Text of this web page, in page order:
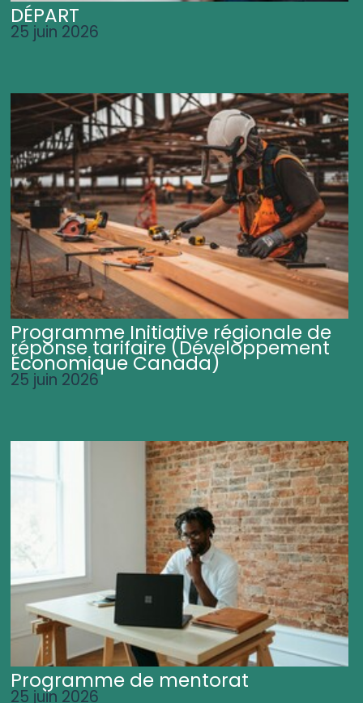
DÉPART
25 juin 2026
Programme Initiative régionale de
réponse tarifaire (Développement
Économique Canada)
25 juin 2026
Programme de mentorat
25 juin 2026